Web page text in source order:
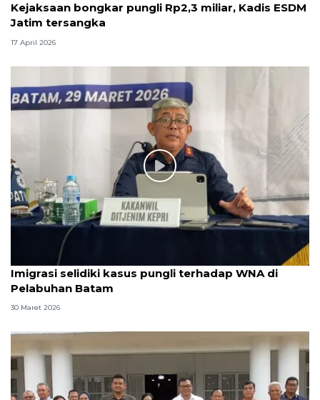
Kejaksaan bongkar pungli Rp2,3 miliar, Kadis ESDM
Jatim tersangka
17 April 2026
Imigrasi selidiki kasus pungli terhadap WNA di
Pelabuhan Batam
30 Maret 2026